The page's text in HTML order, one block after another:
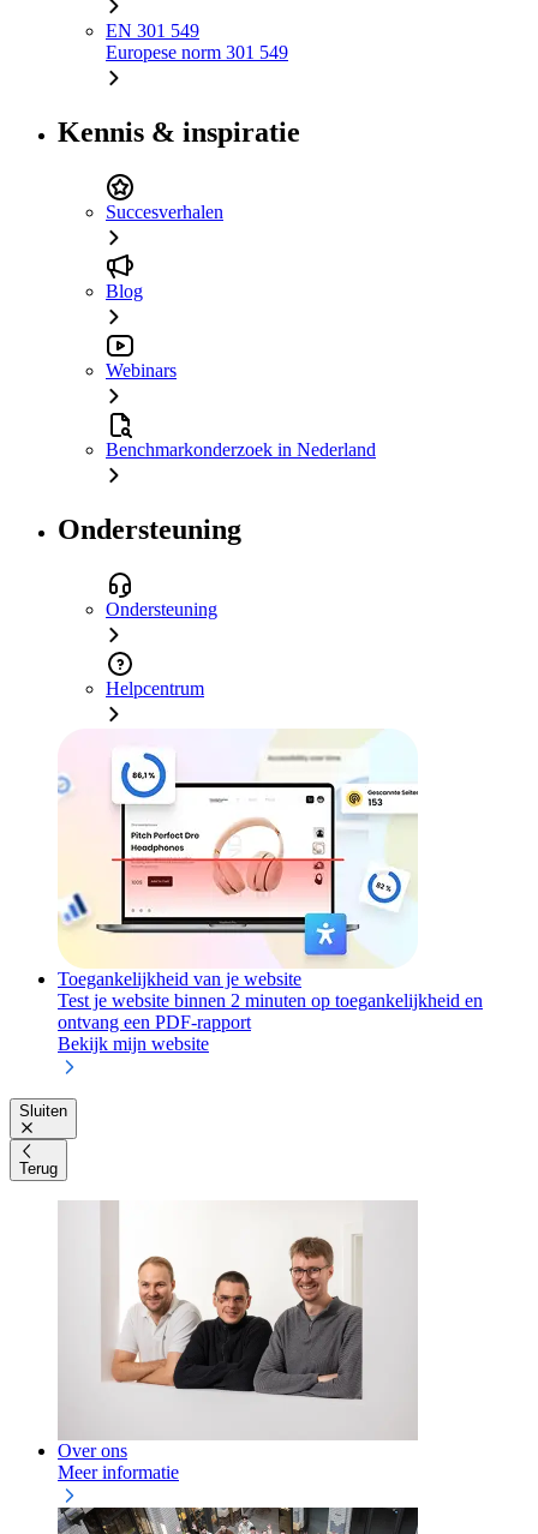
EN 301 549
Europese norm 301 549
Kennis & inspiratie
Succesverhalen
Blog
Webinars
Benchmarkonderzoek in Nederland
Ondersteuning
Ondersteuning
Helpcentrum
Toegankelijkheid van je website
Test je website binnen 2 minuten op toegankelijkheid en
ontvang een PDF-rapport
Bekijk mijn website
Sluiten
Terug
Over ons
Meer informatie